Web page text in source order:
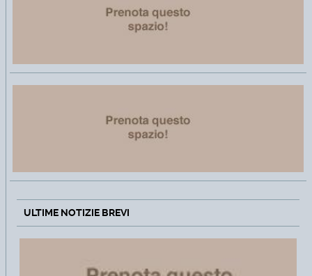
ULTIME NOTIZIE BREVI